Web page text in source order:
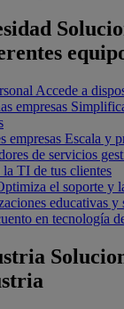
Accede a
empresas
empresas Escala y
de servicios
la TI de tus clientes
el soporte y
educativas
en tecnología